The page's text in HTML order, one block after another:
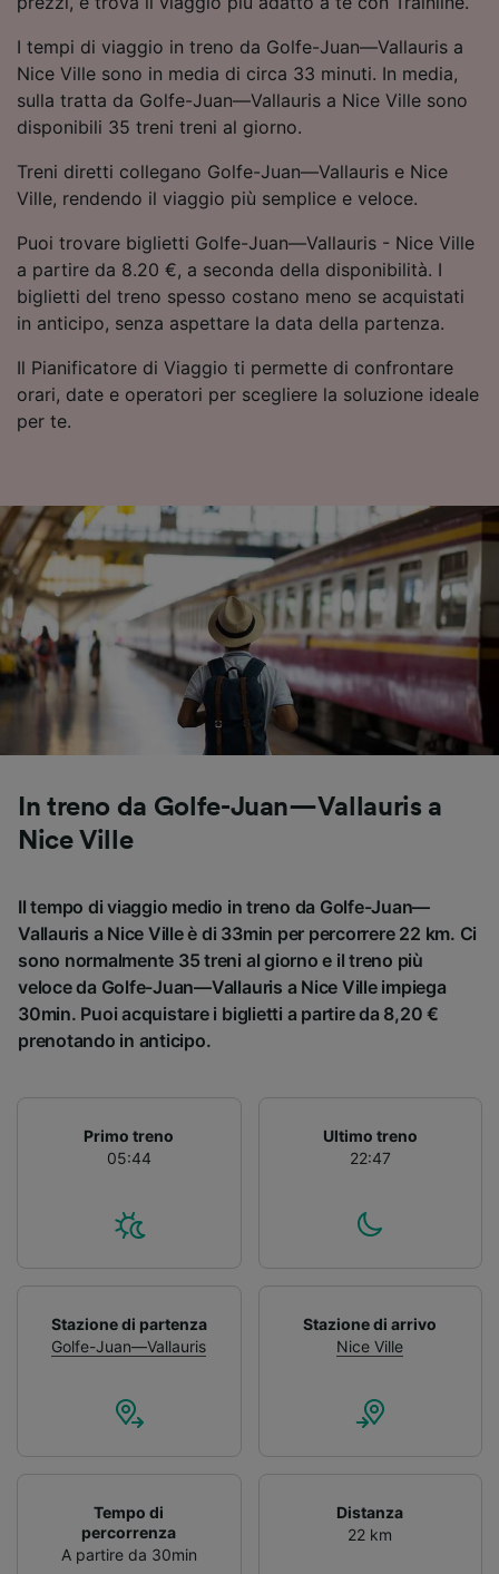
I tempi di viaggio in treno da Golfe-Juan—Vallauris a
Nice Ville sono in media di circa 33 minuti. In media,
sulla tratta da Golfe-Juan—Vallauris a Nice Ville sono
disponibili 35 treni treni al giorno.
Treni diretti collegano Golfe-Juan—Vallauris e Nice
Ville, rendendo il viaggio più semplice e veloce.
Puoi trovare biglietti Golfe-Juan—Vallauris - Nice Ville
a partire da 8.20 €, a seconda della disponibilità. I
biglietti del treno spesso costano meno se acquistati
in anticipo, senza aspettare la data della partenza.
Il Pianificatore di Viaggio ti permette di confrontare
orari, date e operatori per scegliere la soluzione ideale
per te.
In treno da Golfe-Juan—Vallauris a
Nice Ville
Il tempo di viaggio medio in treno da Golfe-Juan—
Vallauris a Nice Ville è di 33min per percorrere 22 km. Ci
sono normalmente 35 treni al giorno e il treno più
veloce da Golfe-Juan—Vallauris a Nice Ville impiega
30min. Puoi acquistare i biglietti a partire da 8,20 €
prenotando in anticipo.
Primo treno
05:44
Ultimo treno
22:47
Stazione di partenza
Golfe-Juan—Vallauris
Stazione di arrivo
Nice Ville
Tempo di
percorrenza
A partire da 30min
Distanza
22 km
Utilizzare dati di geolocalizzazione precisi.
Scansione attiva delle caratteristiche del
dispositivo ai fini dell’identificazione.
Archiviare informazioni su dispositivo e/o
accedervi. Pubblicità e contenuti
personalizzati, misurazione delle prestazioni
pubblico, sviluppo di servizi.